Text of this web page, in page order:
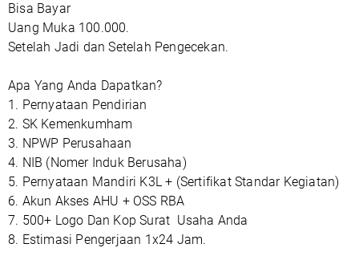
Bisa Bayar
Uang Muka 100.000.
Setelah Jadi dan Setelah Pengecekan.
Apa Yang Anda Dapatkan?
1. Pernyataan Pendirian
2. SK Kemenkumham
3. NPWP Perusahaan
4. NIB (Nomer Induk Berusaha)
5. Pernyataan Mandiri K3L + (Sertifikat Standar Kegiatan)
6. Akun Akses AHU + OSS RBA
7. 500+ Logo Dan Kop Surat Usaha Anda
8. Estimasi Pengerjaan 1x24 Jam.